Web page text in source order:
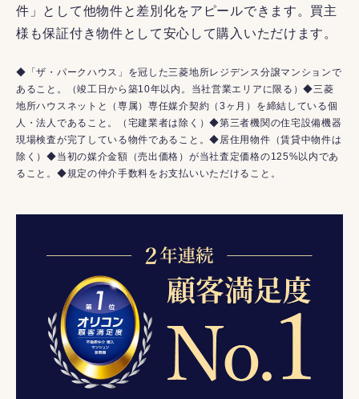
件」として他物件と差別化をアピールできます。買主
様も保証付き物件として安心して購入いただけます。
◆「ザ・パークハウス」を冠した三菱地所レジデンス分譲マンションで
あること。（竣工日から築10年以内。当社営業エリアに限る）◆三菱
地所ハウスネットと（専属）専任媒介契約（3ヶ月）を締結している個
人・法人であること。（宅建業者は除く）◆第三者機関の住宅設備機器
現場検査が完了している物件であること。◆居住用物件（賃貸中物件は
除く）◆当初の媒介金額（売出価格）が当社査定価格の125%以内であ
ること。◆規定の仲介手数料をお支払いいただけること。